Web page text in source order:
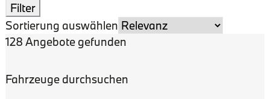
Filter
Sortierung auswählen
128 Angebote gefunden
Fahrzeuge durchsuchen